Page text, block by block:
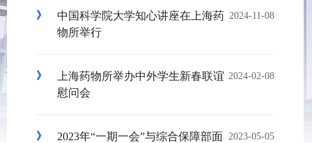
中国科学院大学知心讲座在上海药
物所举行
2024-11-08
上海药物所举办中外学生新春联谊
慰问会
2024-02-08
2023年“一期一会”与综合保障部面 2023-05-05